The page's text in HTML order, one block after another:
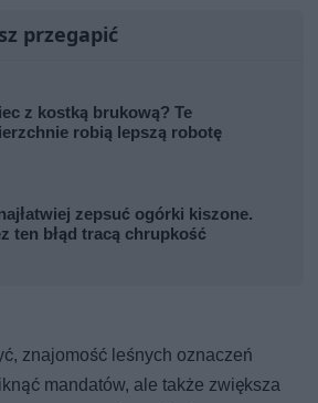
przegapić
z kostką brukową? Te
robią lepszą robotę
zepsuć ogórki kiszone.
ten błąd tracą chrupkość
znajomość leśnych oznaczeń
mandatów, ale także zwiększa